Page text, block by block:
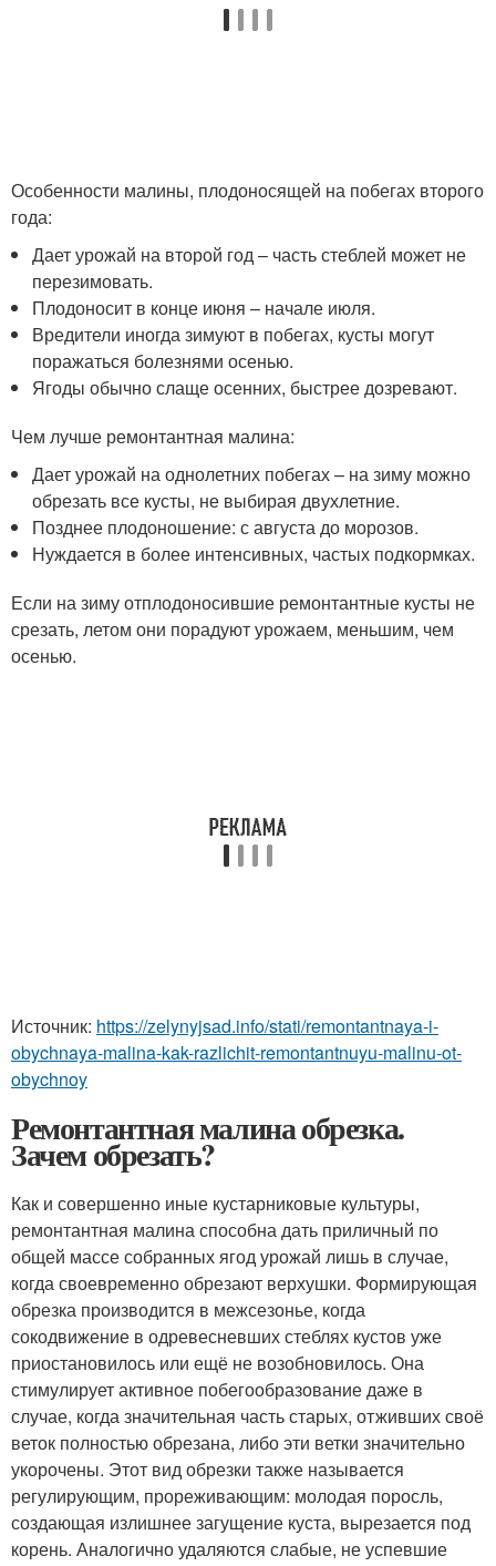
Особенности малины, плодоносящей на побегах второго
года:
Дает урожай на второй год – часть стеблей может не
перезимовать.
Плодоносит в конце июня – начале июля.
Вредители иногда зимуют в побегах, кусты могут
поражаться болезнями осенью.
Ягоды обычно слаще осенних, быстрее дозревают.
Чем лучше ремонтантная малина:
Дает урожай на однолетних побегах – на зиму можно
обрезать все кусты, не выбирая двухлетние.
Позднее плодоношение: с августа до морозов.
Нуждается в более интенсивных, частых подкормках.
Если на зиму отплодоносившие ремонтантные кусты не
срезать, летом они порадуют урожаем, меньшим, чем
осенью.
Источник: https://zelynyjsad.info/stati/remontantnaya-i-
obychnaya-malina-kak-razlichit-remontantnuyu-malinu-ot-
obychnoy
Ремонтантная малина обрезка.
Зачем обрезать?
Как и совершенно иные кустарниковые культуры,
ремонтантная малина способна дать приличный по
общей массе собранных ягод урожай лишь в случае,
когда своевременно обрезают верхушки. Формирующая
обрезка производится в межсезонье, когда
сокодвижение в одревесневших стеблях кустов уже
приостановилось или ещё не возобновилось. Она
стимулирует активное побегообразование даже в
случае, когда значительная часть старых, отживших своё
веток полностью обрезана, либо эти ветки значительно
укорочены. Этот вид обрезки также называется
регулирующим, прореживающим: молодая поросль,
создающая излишнее загущение куста, вырезается под
корень. Аналогично удаляются слабые, не успевшие